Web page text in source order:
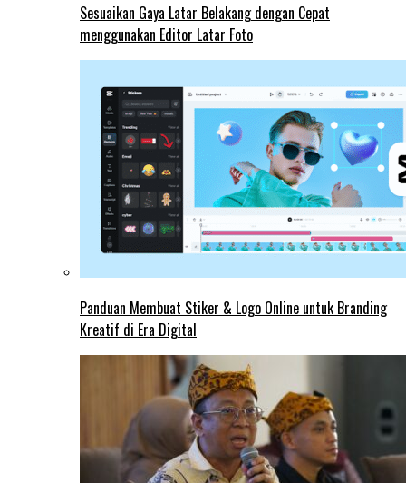
Sesuaikan Gaya Latar Belakang dengan Cepat
menggunakan Editor Latar Foto
Panduan Membuat Stiker & Logo Online untuk Branding
Kreatif di Era Digital